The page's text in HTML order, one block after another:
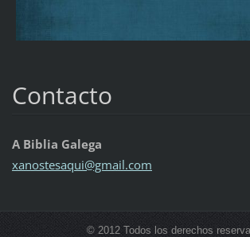
Contacto
A Biblia Galega
xanostesaqui@gmail.com
© 2012 Todos los derechos